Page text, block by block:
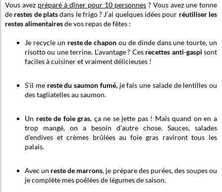
Vous avez préparé à dîner pour 10 personnes ? Vous avez une tonne
de restes de platsdans le frigo ? J’ai quelques idées pour réutiliser les
restes alimentairesde vos repas de fêtes :
Je recycle un reste de chapon ou de dinde dans une tourte, un
risotto ou une terrine. L’avantage ? Ces recettes anti-gaspi sont
faciles à cuisiner et vraiment délicieuses !
S’il mereste du saumon fumé, je fais une salade de lentilles ou
des tagliatelles au saumon.
Un reste de foie gras, ça ne se jette pas ! Mais quand on en a
trop mangé, on a besoin d’autre chose. Sauces, salades
d’endives et crèmes brûlées au foie gras raviront tous les
palais.
Avec un reste de marrons, je prépare des purées, des soupes ou
je complète mes poêlées de légumes de saison.